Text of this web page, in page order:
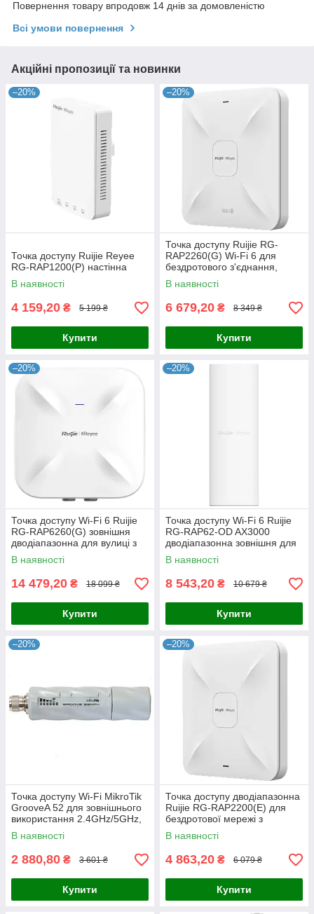
Повернення товару впродовж 14 днів за домовленістю
Всі умови повернення
Акційні пропозиції та новинки
–20%
Точка доступу Ruijie Reyee
RG-RAP1200(P) настінна
В наявності
4 159,20 ₴ 5 199 ₴
Купити
–20%
Точка доступу Ruijie RG-
RAP2260(G) Wi-Fi 6 для
бездротового з'єднання,
дводіапазонна, швидкість до
1775 Мбіт/с, кріплення на
В наявності
6 679,20 ₴ 8 349 ₴
Купити
–20%
Точка доступу Wi-Fi 6 Ruijie
RG-RAP6260(G) зовнішня
дводіапазонна для вулиці з
підтримкою 575 Мбіт/с та
1200 Мбіт/с, IP68, для
В наявності
14 479,20 ₴ 18 099 ₴
Купити
–20%
Точка доступу Wi-Fi 6 Ruijie
RG-RAP62-OD AX3000
дводіапазонна зовнішня для
забезпечення швидкісного
з'єднання до 2974 Мбіт/с з
В наявності
8 543,20 ₴ 10 679 ₴
Купити
–20%
Точка доступу Wi-Fi MikroTik
GrooveA 52 для зовнішнього
використання 2.4GHz/5GHz,
RouterOS L4, для стабільного
підключення на
В наявності
2 880,80 ₴ 3 601 ₴
Купити
–20%
Точка доступу дводіапазонна
Ruijie RG-RAP2200(E) для
бездротової мережі з
налаштуванням через Ruijie
Cloud та підтримкою до 1267
В наявності
4 863,20 ₴ 6 079 ₴
Купити